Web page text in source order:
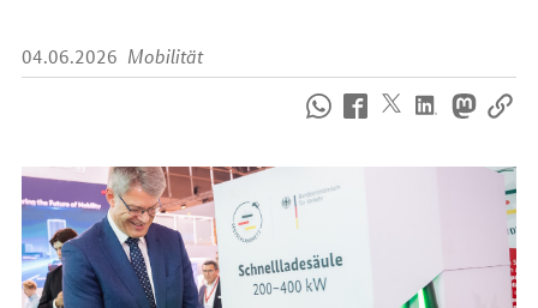
04.06.2026 Mobilität
uns
im
Internet